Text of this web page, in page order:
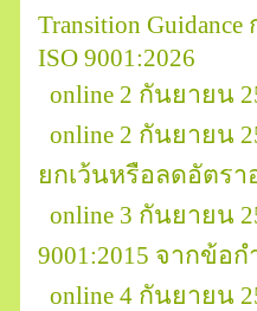
Transition
ISO 9001:2026
online 2 กันยายน
online 2 กันยายน
ยกเว้นหรือลดอัตรา
online 3 กันยายน
9001:2015 จากข้อ
online 4 กันยายน